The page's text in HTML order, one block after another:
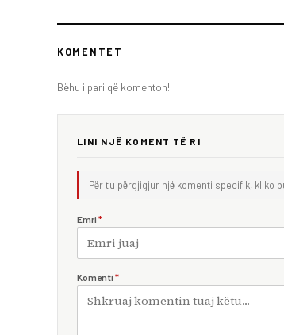
KOMENTET
Bëhu i pari që komenton!
LINI NJË KOMENT TË RI
Për t'u përgjigjur një komenti specifik, kliko
Emri *
Komenti *